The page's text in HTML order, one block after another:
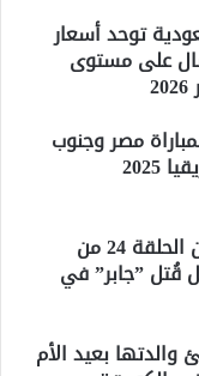
توحد أسعار
على مستوى
مصر وجنوب
بالتفاصيل: شاهد الآن الحلقة 24 من
قُتل ”جابر” في
بعيد الأم